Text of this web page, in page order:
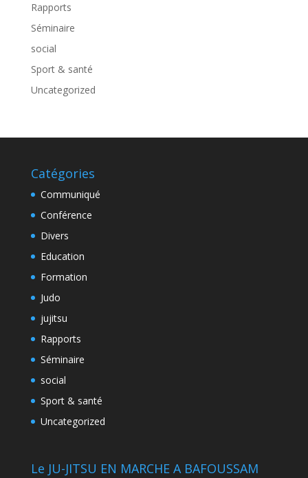
Rapports
Séminaire
social
Sport & santé
Uncategorized
Catégories
Communiqué
Conférence
Divers
Education
Formation
Judo
jujitsu
Rapports
Séminaire
social
Sport & santé
Uncategorized
Le JU-JITSU EN MARCHE A BAFOUSSAM